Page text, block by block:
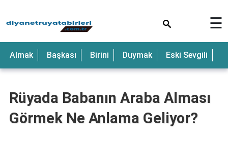
Anne
Bebek
Beyaz
☰
Almak Başkası Birini Duymak Eski Sevgili
Rüyada Babanın Araba Alması
Görmek Ne Anlama Geliyor?